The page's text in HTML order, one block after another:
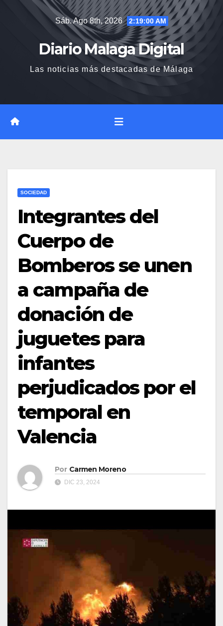
Sáb. Ago 8th, 2026 2:19:01 AM
Diario Malaga Digital
Las noticias más destacadas de Málaga
SOCIEDAD
Integrantes del
Cuerpo de
Bomberos se unen
a campaña de
donación de
juguetes para
infantes
perjudicados por el
temporal en
Valencia
Por Carmen Moreno
DIC 23, 2024